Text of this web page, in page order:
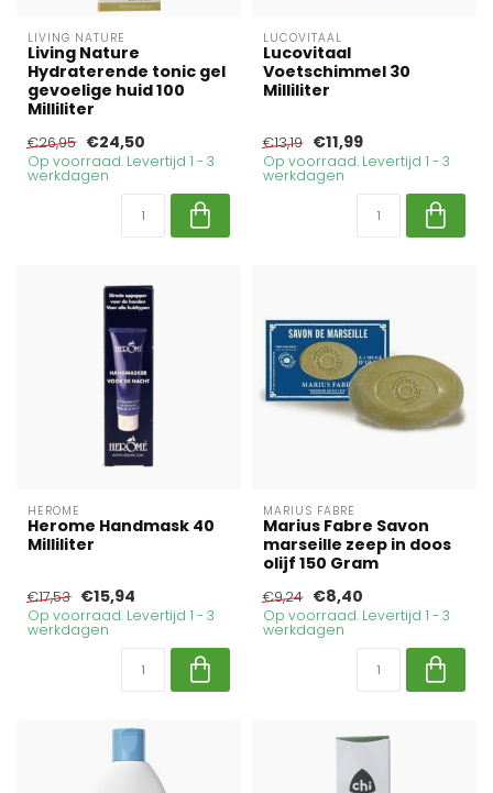
LIVING NATURE
Living Nature
Hydraterende tonic gel
gevoelige huid 100
Milliliter
€26,95 €24,50
Op voorraad. Levertijd 1 - 3
werkdagen
LUCOVITAAL
Lucovitaal
Voetschimmel 30
Milliliter
€13,19 €11,99
Op voorraad. Levertijd 1 - 3
werkdagen
HEROME
Herome Handmask 40
Milliliter
€17,53 €15,94
Op voorraad. Levertijd 1 - 3
werkdagen
MARIUS FABRE
Marius Fabre Savon
marseille zeep in doos
olijf 150 Gram
€9,24 €8,40
Op voorraad. Levertijd 1 - 3
werkdagen